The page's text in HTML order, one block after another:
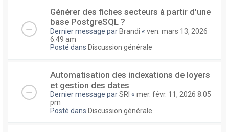
Générer des fiches secteurs à partir d'une
base PostgreSQL ?
Dernier message par Brandi « ven. mars 13, 2026
6:49 am
Posté dans Discussion générale
Automatisation des indexations de loyers
et gestion des dates
Dernier message parSRI « mer. févr. 11, 2026 8:05
pm
Posté dans Discussion générale